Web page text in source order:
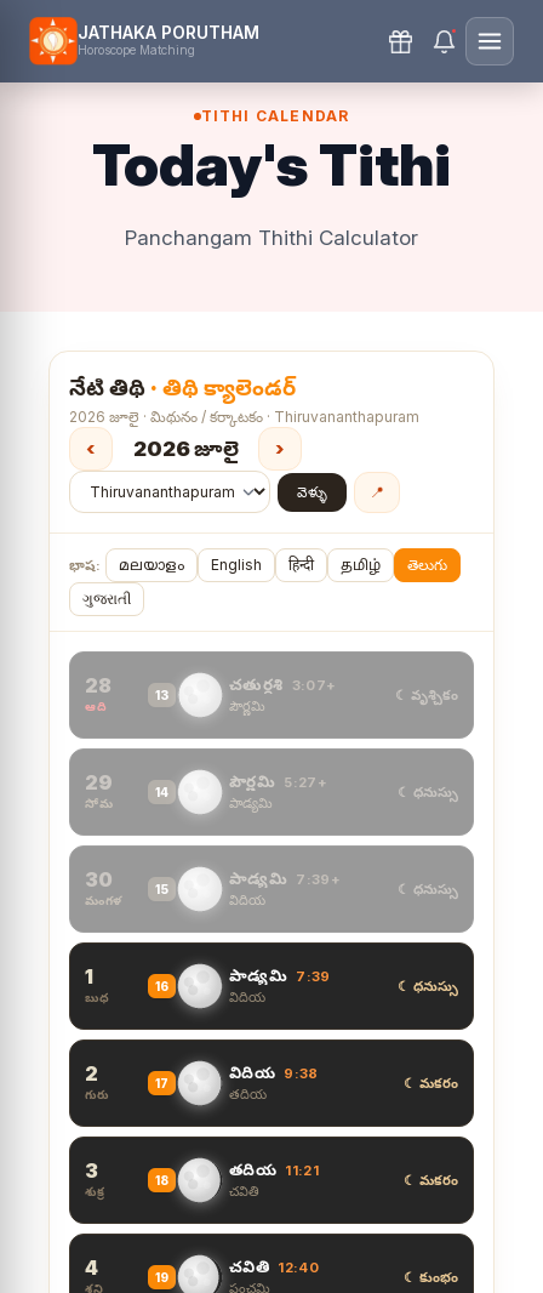
JATHAKA PORUTHAM
Horoscope Matching
TITHI CALENDAR
Today's Tithi
Panchangam Thithi Calculator
నేటి తిథి · తిథి క్యాలెండర్
2026 జూలై · మిథునం / కర్కాటకం · Thiruvananthapuram
‹ 2026 జూలై ›
వెళ్ళు 📍
భాష: മലയാളം English हिन्दी தமிழ்
తెలుగు
ગુજરાતી
28
ఆది
13
చతుర్దశి
3:07+
పౌర్ణమి
☾ వృశ్చికం
29
సోమ
14
పౌర్ణమి
5:27+
పాడ్యమి
☾ ధనుస్సు
30
మంగళ
15
పాడ్యమి
7:39+
విదియ
☾ ధనుస్సు
1
బుధ
16
పాడ్యమి 7:39
విదియ
☾ ధనుస్సు
2
గురు
17
విదియ 9:38
తదియ
☾ మకరం
3
శుక్ర
18
తదియ 11:21
చవితి
☾ మకరం
4
శని
19
చవితి 12:40
పంచమి
☾ కుంభం